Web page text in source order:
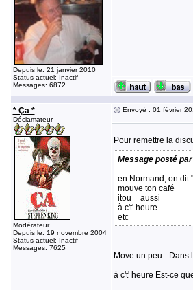
Depuis le: 21 janvier 2010
Status actuel: Inactif
Messages: 6872
* Ça *
Déclamateur
Modérateur
Depuis le: 19 novembre 2004
Status actuel: Inactif
Messages: 7625
Envoyé : 01 février
Pour remettre la
Message posté
en Normand, on dit
mouve ton café
itou = aussi
à c't' heure
etc
Move un peu - Dans
à c't' heure Est-ce